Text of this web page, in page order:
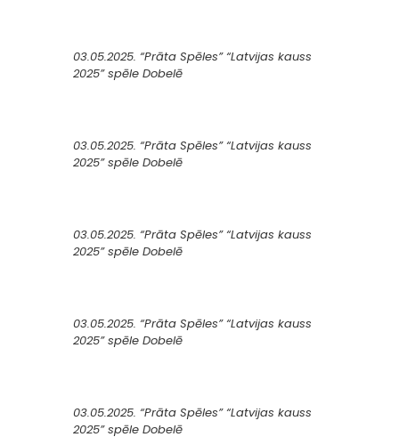
03.05.2025. “Prāta Spēles” “Latvijas kauss
2025” spēle Dobelē
03.05.2025. “Prāta Spēles” “Latvijas kauss
2025” spēle Dobelē
03.05.2025. “Prāta Spēles” “Latvijas kauss
2025” spēle Dobelē
03.05.2025. “Prāta Spēles” “Latvijas kauss
2025” spēle Dobelē
03.05.2025. “Prāta Spēles” “Latvijas kauss
2025” spēle Dobelē